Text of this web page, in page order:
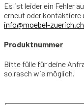
Es ist leider ein Fehler
erneut oder kontaktiere
info@moebel-zuerich.ch
Produktnummer
Bitte fülle für deine
so rasch wie möglich.